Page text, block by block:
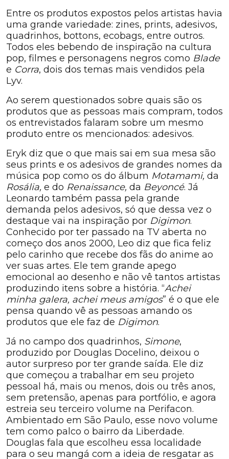
Entre os produtos expostos pelos artistas havia
uma grande variedade: zines, prints, adesivos,
quadrinhos, bottons, ecobags, entre outros.
Todos eles bebendo de inspiração na cultura
pop, filmes e personagens negros como Blade
e Corra, dois dos temas mais vendidos pela
Lyv.
Ao serem questionados sobre quais são os
produtos que as pessoas mais compram, todos
os entrevistados falaram sobre um mesmo
produto entre os mencionados: adesivos.
Eryk diz que o que mais sai em sua mesa são
seus prints e os adesivos de grandes nomes da
música pop como os do álbum Motamami, da
Rosália, e do Renaissance, da Beyoncé. Já
Leonardo também passa pela grande
demanda pelos adesivos, só que dessa vez o
destaque vai na inspiração por Digimon.
Conhecido por ter passado na TV aberta no
começo dos anos 2000, Leo diz que fica feliz
pelo carinho que recebe dos fãs do anime ao
ver suas artes. Ele tem grande apego
emocional ao desenho e não vê tantos artistas
produzindo itens sobre a história. “Achei
minha galera, achei meus amigos” é o que ele
pensa quando vê as pessoas amando os
produtos que ele faz de Digimon.
Já no campo dos quadrinhos, Simone,
produzido por Douglas Docelino, deixou o
autor surpreso por ter grande saída. Ele diz
que começou a trabalhar em seu projeto
pessoal há, mais ou menos, dois ou três anos,
sem pretensão, apenas para portfólio, e agora
estreia seu terceiro volume na Perifacon.
Ambientado em São Paulo, esse novo volume
tem como palco o bairro da Liberdade.
Douglas fala que escolheu essa localidade
para o seu mangá com a ideia de resgatar as